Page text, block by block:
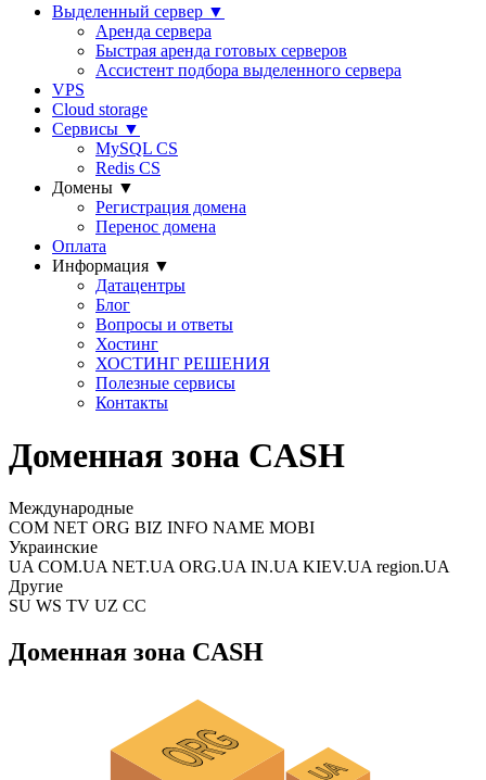
Выделенный сервер ▼
Аренда сервера
Быстрая аренда готовых серверов
Ассистент подбора выделенного сервера
VPS
Cloud storage
Сервисы ▼
MySQL CS
Redis CS
Домены ▼
Регистрация домена
Перенос домена
Оплата
Информация ▼
Датацентры
Блог
Вопросы и ответы
Хостинг
ХОСТИНГ РЕШЕНИЯ
Полезные сервисы
Контакты
Доменная зона CASH
Международные
COM NET ORG BIZ INFO NAME MOBI
Украинские
UA COM.UA NET.UA ORG.UA IN.UA KIEV.UA region.UA
Другие
SU WS TV UZ CC
Доменная зона CASH